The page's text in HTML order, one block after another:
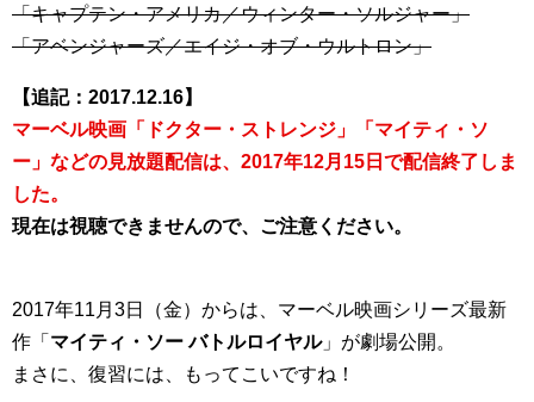
「キャプテン・アメリカ／ウィンター・ソルジャー」
「アベンジャーズ／エイジ・オブ・ウルトロン」
【追記：2017.12.16】
マーベル映画「ドクター・ストレンジ」「マイティ・ソ
ー」などの見放題配信は、2017年12月15日で配信終了しま
した。
現在は視聴できませんので、ご注意ください。
2017年11月3日（金）からは、マーベル映画シリーズ最新
作「 マイティ・ソー バトルロイヤル」が劇場公開。
まさに、復習には、もってこいですね！